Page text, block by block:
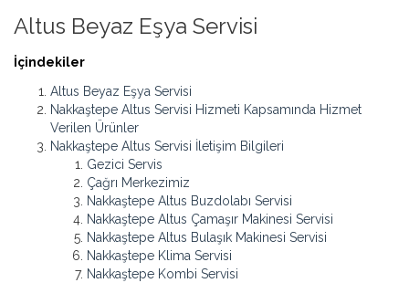
Altus Beyaz Eşya Servisi
İçindekiler
Altus Beyaz Eşya Servisi
Nakkaştepe Altus Servisi Hizmeti Kapsamında Hizmet
Verilen Ürünler
Nakkaştepe Altus Servisi İletişim Bilgileri
Gezici Servis
Çağrı Merkezimiz
Nakkaştepe Altus Buzdolabı Servisi
Nakkaştepe Altus Çamaşır Makinesi Servisi
Nakkaştepe Altus Bulaşık Makinesi Servisi
Nakkaştepe Klima Servisi
Nakkaştepe Kombi Servisi